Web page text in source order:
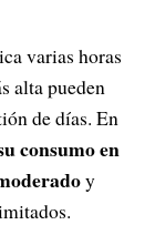
varias horas
alta pueden
de días. En
consumo en
y